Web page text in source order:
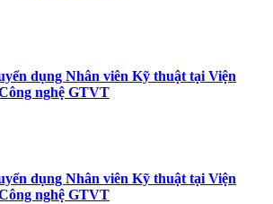
dụng Nhân viên Kỹ thuật tại Viện
nghệ GTVT
dụng Nhân viên Kỹ thuật tại Viện
nghệ GTVT